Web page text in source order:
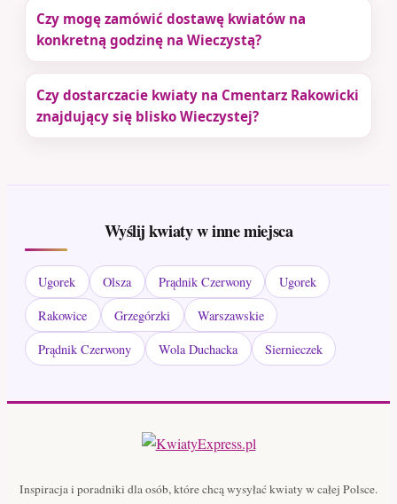
Czy mogę zamówić dostawę kwiatów na
konkretną godzinę na Wieczystą?
Czy dostarczacie kwiaty na Cmentarz Rakowicki
znajdujący się blisko Wieczystej?
Wyślij kwiaty w inne miejsca
Ugorek Olsza Prądnik Czerwony
Ugorek
Rakowice
Grzegórzki
Warszawskie
Prądnik Czerwony
Wola Duchacka Siernieczek
Inspiracja i poradniki dla osób, które chcą wysyłać kwiaty w całej Polsce.